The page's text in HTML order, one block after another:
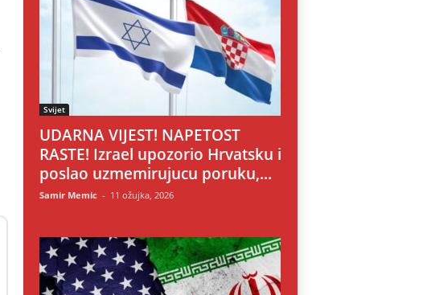
Svijet
UDARNA VIJEST! NAPETOST
RASTE! Izrael upozorio Hrvatsku i
poslao uzmemirujucu poruku,...
Samir Memic - 11 ožujka, 2026